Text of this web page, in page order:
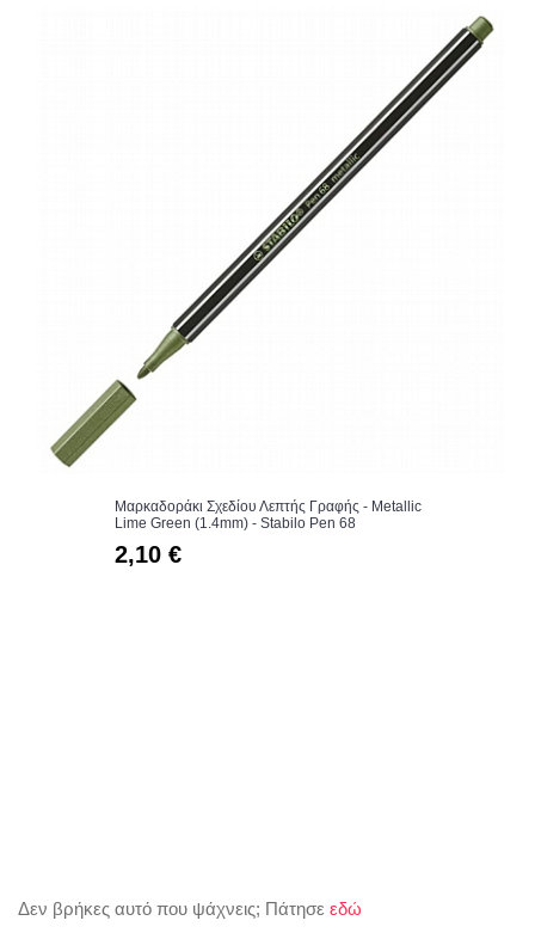
Μαρκαδοράκι Σχεδίου Λεπτής Γραφής - Metallic
Lime Green (1.4mm) - Stabilo Pen 68
2,10 €
Δεν βρήκες αυτό που ψάχνεις; Πάτησε εδώ